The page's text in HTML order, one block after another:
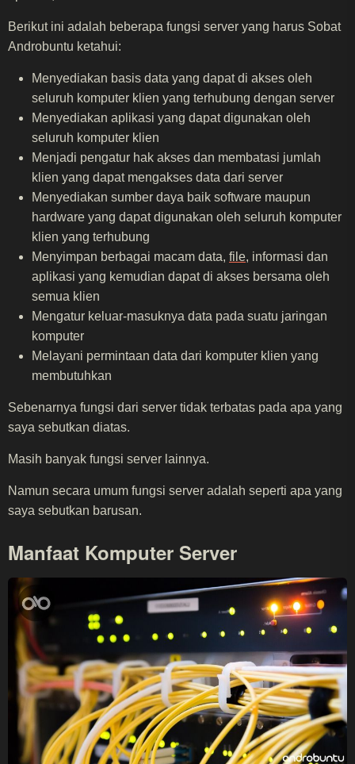
Berikut ini adalah beberapa fungsi server yang harus Sobat
Androbuntu ketahui:
Menyediakan basis data yang dapat di akses oleh
seluruh komputer klien yang terhubung dengan server
Menyediakan aplikasi yang dapat digunakan oleh
seluruh komputer klien
Menjadi pengatur hak akses dan membatasi jumlah
klien yang dapat mengakses data dari server
Menyediakan sumber daya baik software maupun
hardware yang dapat digunakan oleh seluruh komputer
klien yang terhubung
Menyimpan berbagai macam data, file, informasi dan
aplikasi yang kemudian dapat di akses bersama oleh
semua klien
Mengatur keluar-masuknya data pada suatu jaringan
komputer
Melayani permintaan data dari komputer klien yang
membutuhkan
Sebenarnya fungsi dari server tidak terbatas pada apa yang
saya sebutkan diatas.
Masih banyak fungsi server lainnya.
Namun secara umum fungsi server adalah seperti apa yang
saya sebutkan barusan.
Manfaat Komputer Server